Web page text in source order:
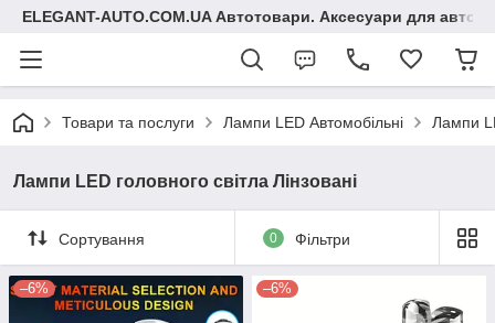
ELEGANT-AUTO.COM.UA Автотовари. Аксесуари для авто
Товари та послуги Лампи LED Автомобільні Лампи
Лампи LED головного світла Лінзовані
Сортування 0 Фільтри
–6% –6%